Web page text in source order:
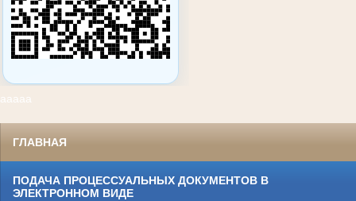
ааааа
ГЛАВНАЯ
ПОДАЧА ПРОЦЕССУАЛЬНЫХ ДОКУМЕНТОВ В
ЭЛЕКТРОННОМ ВИДЕ